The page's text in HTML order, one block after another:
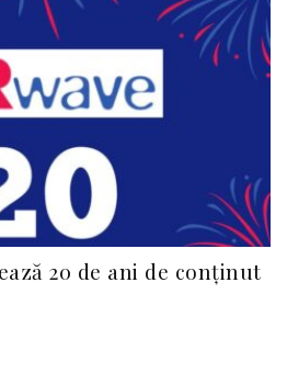
20 de ani de conținut